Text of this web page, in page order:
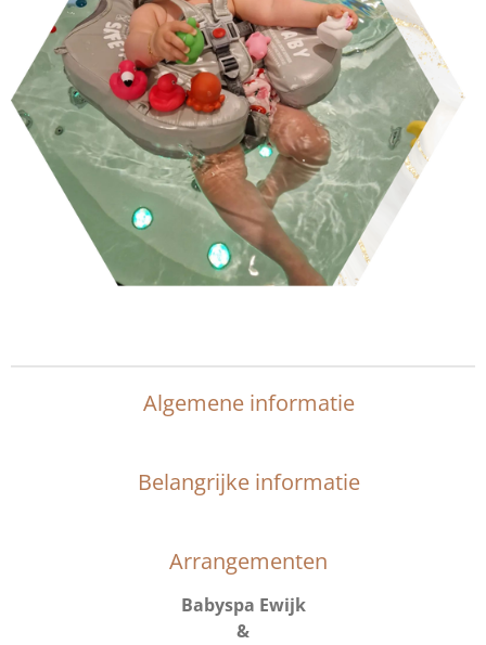
Algemene informatie
Belangrijke informatie
Arrangementen
Babyspa Ewijk
&